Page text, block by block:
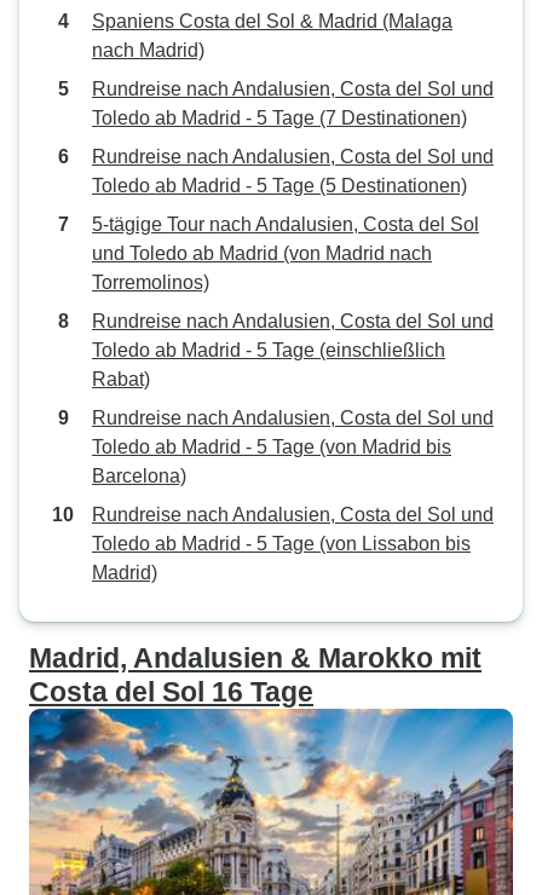
Spaniens Costa del Sol & Madrid (Malaga
nach Madrid)
Rundreise nach Andalusien, Costa del Sol und
Toledo ab Madrid - 5 Tage (7 Destinationen)
Rundreise nach Andalusien, Costa del Sol und
Toledo ab Madrid - 5 Tage (5 Destinationen)
5-tägige Tour nach Andalusien, Costa del Sol
und Toledo ab Madrid (von Madrid nach
Torremolinos)
Rundreise nach Andalusien, Costa del Sol und
Toledo ab Madrid - 5 Tage (einschließlich
Rabat)
Rundreise nach Andalusien, Costa del Sol und
Toledo ab Madrid - 5 Tage (von Madrid bis
Barcelona)
Rundreise nach Andalusien, Costa del Sol und
Toledo ab Madrid - 5 Tage (von Lissabon bis
Madrid)
Madrid, Andalusien & Marokko mit
Costa del Sol 16 Tage